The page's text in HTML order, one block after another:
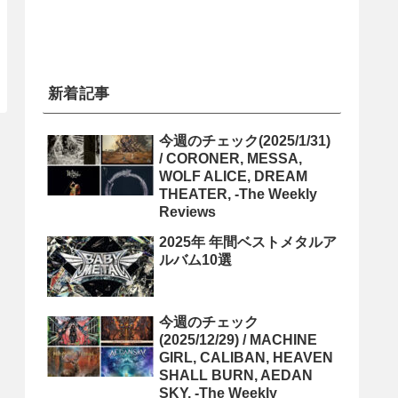
新着記事
今週のチェック(2025/1/31)
/ CORONER, MESSA,
WOLF ALICE, DREAM
THEATER, -The Weekly
Reviews
2025年 年間ベストメタルア
ルバム10選
今週のチェック
(2025/12/29) / MACHINE
GIRL, CALIBAN, HEAVEN
SHALL BURN, AEDAN
SKY, -The Weekly